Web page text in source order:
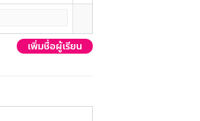
เพิ่มชื่อผู้เรียน